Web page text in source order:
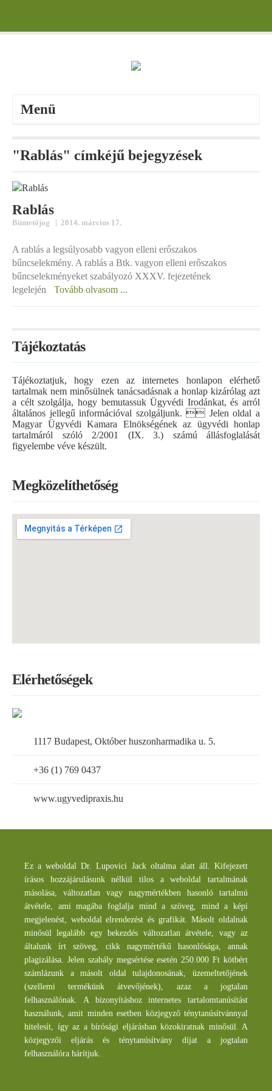
Menü
"Rablás" címkéjű bejegyzések
Rablás
Büntetőjog | 2014. március 17.
A rablás a legsúlyosabb vagyon elleni erőszakos
bűncselekmény. A rablás a Btk. vagyon elleni erőszakos
bűncselekményeket szabályozó XXXV. fejezetének
legelején
Tovább olvasom ...
Tájékoztatás
Tájékoztatjuk, hogy ezen az internetes honlapon elérhető
tartalmak nem minősülnek tanácsadásnak a honlap kizárólag azt
a célt szolgálja, hogy bemutassuk Ügyvédi Irodánkat, és arról
általános jellegű információval szolgáljunk.  Jelen oldal a
Magyar Ügyvédi Kamara Elnökségének az ügyvédi honlap
tartalmáról szóló 2/2001 (IX. 3.) számú állásfoglalását
figyelembe véve készült.
Megközelíthetőség
Elérhetőségek
1117 Budapest, Október huszonharmadika u. 5.
+36 (1) 769 0437
www.ugyvedipraxis.hu
Ez a weboldal Dr. Lupovici Jack oltalma alatt áll. Kifejezett
írásos hozzájárulásunk nélkül tilos a weboldal tartalmának
másolása, változatlan vagy nagymértékben hasonló tartalmú
átvétele, ami magába foglalja mind a szöveg, mind a képi
megjelenést, weboldal elrendezést és grafikát. Másolt oldalnak
minősül legalább egy bekezdés változatlan átvétele, vagy az
általunk írt szöveg, cikk nagymértékű hasonlósága, annak
plagizálása. Jelen szabály megsértése esetén 250.000 Ft kötbért
számlázunk a másolt oldal tulajdonosának, üzemeltetőjének
(szellemi termékünk átvevőjének), azaz a jogtalan
felhasználónak. A bizonyításhoz internetes tartalomtanúsítást
használunk, amit minden esetben közjegyző ténytanúsítvánnyal
hitelesít, így az a bírósági eljárásban közokiratnak minősül. A
közjegyzői eljárás és ténytanúsítvány díjat a jogtalan
felhasználóra hárítjuk.